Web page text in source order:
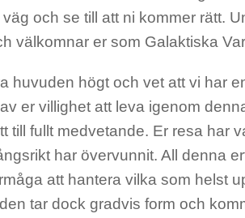
väg och se till att ni kommer rätt.
välkomnar er som Galaktiska
huvuden högt och vet att vi har
er villighet att leva igenom
till fullt medvetande. Er resa har
har övervunnit. All denna
att hantera vilka som helst
tar dock gradvis form och